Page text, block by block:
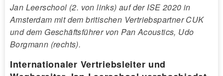
Jan Leerschool (2. von links) auf der ISE 2020 in
Amsterdam mit dem britischen Vertriebspartner CUK
und dem Geschäftsführer von Pan Acoustics, Udo
Borgmann (rechts).
Internationaler Vertriebsleiter und